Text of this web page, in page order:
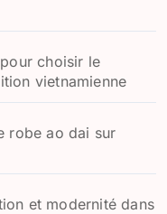
choisir le
vietnamienne
robe ao dai sur
et modernité dans